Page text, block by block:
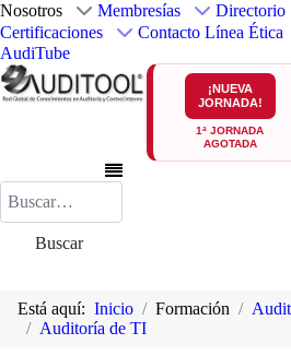
Nosotros Membresías
Directorio
Certificaciones
Contacto Línea Ética
AudiTube
¡NUEVA
JORNADA!
1ª JORNADA
AGOTADA
Buscar
Buscar
Está aquí: Inicio Formación
Auditoría de TI